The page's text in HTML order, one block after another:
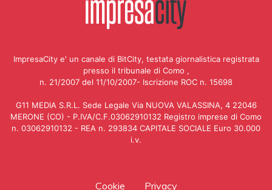
ImpresaCity e' un canale di BitCity, testata giornalistica registrata
presso il tribunale di Como ,
n. 21/2007 del 11/10/2007- Iscrizione ROC n. 15698
G11 MEDIA S.R.L. Sede Legale Via NUOVA VALASSINA, 4 22046
MERONE (CO) - P.IVA/C.F.03062910132 Registro imprese di Como
n. 03062910132 - REA n. 293834 CAPITALE SOCIALE Euro 30.000
i.v.
Cookie Privacy